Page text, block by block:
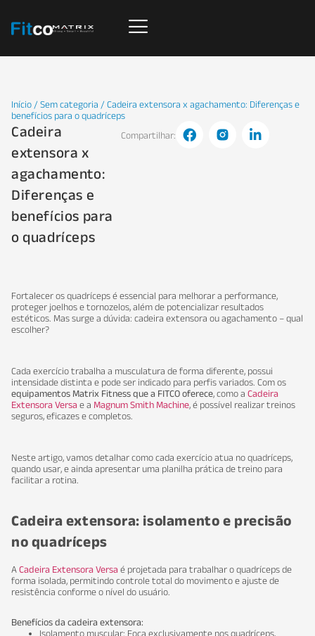
Início /Sem categoria / Cadeira extensora x agachamento: Diferenças e
benefícios para o quadríceps
Cadeira
extensora x
agachamento:
Diferenças e
benefícios para
o quadríceps
Compartilhar:
Fortalecer os quadríceps é essencial para melhorar a performance,
proteger joelhos e tornozelos, além de potencializar resultados
estéticos. Mas surge a dúvida: cadeira extensora ou agachamento – qual
escolher?
Cada exercício trabalha a musculatura de forma diferente, possui
intensidade distinta e pode ser indicado para perfis variados. Com os
equipamentos Matrix Fitness que a FITCO oferece, como a Cadeira
Extensora Versa e a Magnum Smith Machine, é possível realizar treinos
seguros, eficazes e completos.
Neste artigo, vamos detalhar como cada exercício atua no quadríceps,
quando usar, e ainda apresentar uma planilha prática de treino para
facilitar a rotina.
Cadeira extensora: isolamento e precisão
no quadríceps
A Cadeira Extensora Versa é projetada para trabalhar o quadríceps de
forma isolada, permitindo controle total do movimento e ajuste de
resistência conforme o nível do usuário.
Benefícios da cadeira extensora:
Isolamento muscular: Foca exclusivamente nos quadríceps,